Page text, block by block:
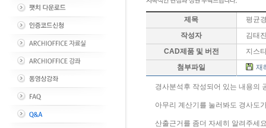
제목
평균
작성자
김태
CAD제품 및 버전
지스
첨부파일
재
경사분석후 작성되어 있는 내용의
아무리 계산기를 눌러봐도 경사도
산출근거를 좀더 자세히 알려주세